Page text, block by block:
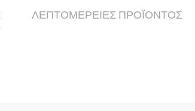
ΛΕΠΤΟΜΈΡΕΙΕΣ ΠΡΟΪΌΝΤΟΣ